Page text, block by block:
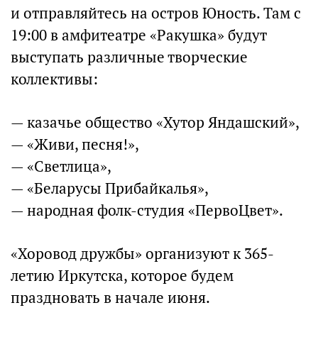
и отправляйтесь на остров Юность. Там с
19:00 в амфитеатре «Ракушка» будут
выступать различные творческие
коллективы:
— казачье общество «Хутор Яндашский»,
— «Живи, песня!»,
— «Светлица»,
— «Беларусы Прибайкалья»,
— народная фолк-студия «ПервоЦвет».
«Хоровод дружбы» организуют к 365-
летию Иркутска, которое будем
праздновать в начале июня.